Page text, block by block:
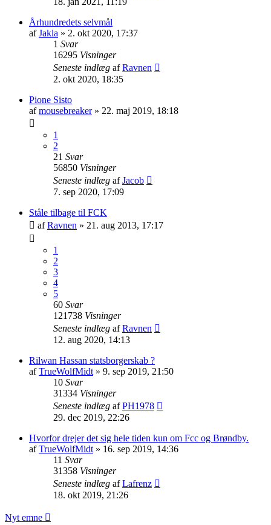
Århundredets selvmål
afJakla » 2. okt 2020, 17:37
1 Svar
16295 Visninger
Seneste indlæg afRavnen
2. okt 2020, 18:35
Pione Sisto
afmousebreaker» 22. maj 2019, 18:18
1
2
21 Svar
56850 Visninger
Seneste indlæg afJacob
7. sep 2020, 17:09
Ståle tilbage til FCK
afRavnen » 21. aug 2013, 17:17
1
2
3
4
5
60 Svar
121738 Visninger
Seneste indlæg afRavnen
12. aug 2020, 14:13
Rilwan Hassan statsborgerskab ?
afTrueWolfMidt » 9. sep 2019, 21:50
10 Svar
31334 Visninger
Seneste indlæg afPH1978
29. dec 2019, 22:26
Hvorfor drejer det sig hele tiden kun om Fcc og Brøndby.
afTrueWolfMidt » 16. sep 2019, 14:36
11 Svar
31358 Visninger
Seneste indlæg afLafrenz
18. okt 2019, 21:26
Nyt emne